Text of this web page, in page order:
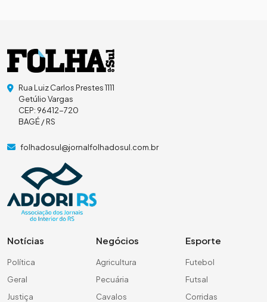
Rua Luiz Carlos Prestes 1111
Getúlio Vargas
CEP: 96412-720
BAGÉ / RS
folhadosul@jornalfolhadosul.com.br
Notícias
Política
Geral
Justiça
Negócios
Agricultura
Pecuária
Cavalos
Esporte
Futebol
Futsal
Corridas